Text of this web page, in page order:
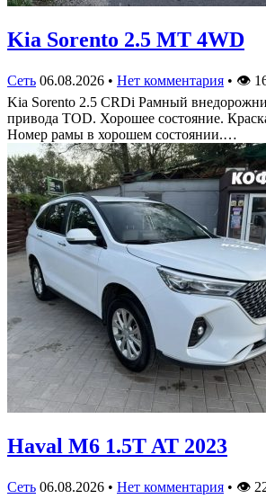
Kia Sorento 2.5 MT 4WD
Сеть 06.08.2026 • Нет комментария • 👁
Kia Sorento 2.5 CRDi Рамный
привода TOD. Хорошее состояние.
Номер рамы в хорошем состоянии.…
Haval M6 1.5T AT 2023
Сеть 06.08.2026 • Нет комментария • 👁